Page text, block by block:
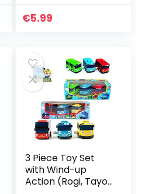
€5.99
3 Piece Toy Set
with Wind-up
Action (Rogi, Tayo,